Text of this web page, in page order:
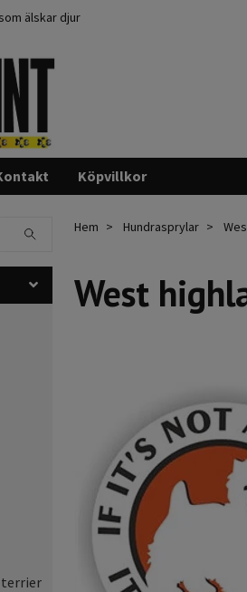
älskar djur
Köpvillkor
terrier
Hem Hundrasprylar
West